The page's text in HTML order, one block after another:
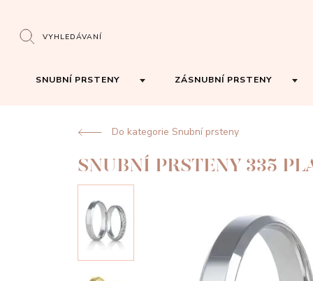
VYHLEDÁVANÍ
SNUBNÍ PRSTENY ZÁSNUBNÍ PRSTENY
Do kategorie Snubní prsteny
SNUBNÍ PRSTENY 335